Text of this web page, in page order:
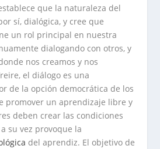
que la naturaleza del
sí, dialógica, y cree que
un rol principal en nuestra
dialogando con otros, y
nos creamos y nos
el diálogo es una
de la opción democrática de los
promover un aprendizaje libre y
deben crear las condiciones
su vez provoque la
del aprendiz. El objetivo de